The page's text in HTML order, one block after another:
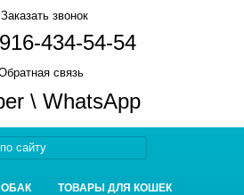
Заказать звонок
434-54-54
связь
\ WhatsApp
ТОВАРЫ ДЛЯ КОШЕК